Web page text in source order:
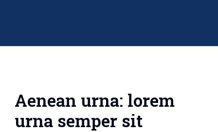
Aenean urna: lorem
urna semper sit